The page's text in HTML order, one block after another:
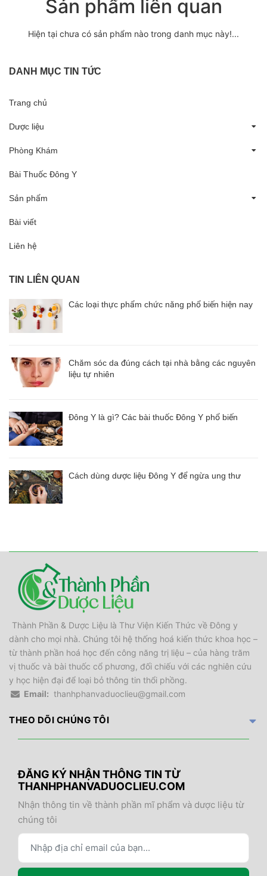
Sản phẩm liên quan
Hiện tại chưa có sản phẩm nào trong danh mục này!...
DANH MỤC TIN TỨC
Trang chủ
Dược liệu
Phòng Khám
Bài Thuốc Đông Y
Sản phẩm
Bài viết
Liên hệ
TIN LIÊN QUAN
Các loại thực phẩm chức năng phổ biến hiện nay
Chăm sóc da đúng cách tại nhà bằng các nguyên
liệu tự nhiên
Đông Y là gì? Các bài thuốc Đông Y phổ biến
Cách dùng dược liệu Đông Y để ngừa ung thư
Thành Phần & Dược Liệu là Thư Viện Kiến Thức về Đông y
dành cho mọi nhà. Chúng tôi hệ thống hoá kiến thức khoa học –
từ thành phần hoá học đến công năng trị liệu – của hàng trăm
vị thuốc và bài thuốc cổ phương, đối chiếu với các nghiên cứu
y học hiện đại để loại bỏ thông tin thổi phồng.
Email: thanhphanvaduoclieu@gmail.com
THEO DÕI CHÚNG TÔI
ĐĂNG KÝ NHẬN THÔNG TIN TỪ
THANHPHANVADUOCLIEU.COM
Nhận thông tin về thành phần mĩ phẩm và dược liệu từ
chúng tôi